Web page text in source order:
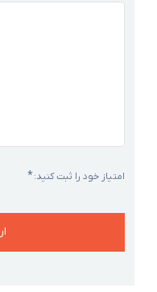
امتیاز خود را ثبت کنید:*